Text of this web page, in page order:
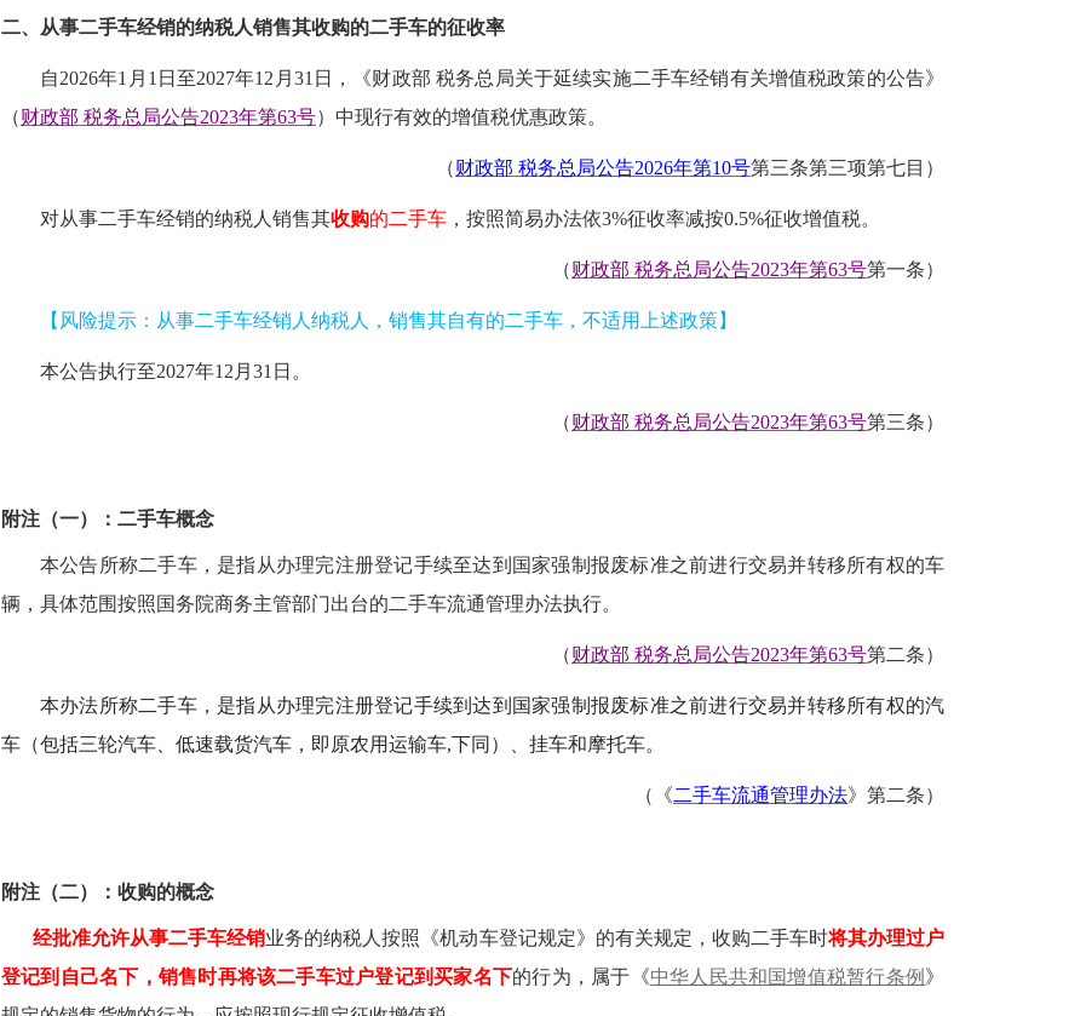
二、 从事二手车经销的纳税人销售其收购的二手车的征收率
自2026年1月1日至2027年12月31日，《财政部 税务总局关于延续实施二手车经销有关增值税政策的公告》
（财政部 税务总局公告2023年第63号）中现行有效的增值税优惠政策。
（财政部 税务总局公告2026年第10号第三条第三项第七目 ）
对从事二手车经销的纳税人销售其收购的二手车，按照简易办法依3%征收率减按0.5%征收增值税。
（财政部 税务总局公告2023年第63号第一条）
【 风险提示：从事二手车经销人纳税人，销售其自有的二手车，不适用上述政策】
本公告执行至2027年12月31日。
（财政部 税务总局公告2023年第63号第三条）
附注（一）：二手车概念
本公告所称二手车，是指从办理完注册登记手续至达到国家强制报废标准之前进行交易并转移所有权的车
辆，具体范围按照国务院商务主管部门出台的二手车流通管理办法执行。
（财政部 税务总局公告2023年第63号第二条）
本办法所称二手车，是指从办理完注册登记手续到达到国家强制报废标准之前进行交易并转移所有权的汽
车（包括三轮汽车、低速载货汽车，即原农用运输车,下同）、挂车和摩托车。
（《二手车流通管理办法》第二条）
附注（二）：收购的概念
经批准允许从事二手车经销业务的纳税人按照《机动车登记规定》的有关规定，收购二手车时将其办理过户
登记到自己名下，销售时再将该二手车过户登记到买家名下的行为，属于 《中华人民共和国增值税暂行条例 》